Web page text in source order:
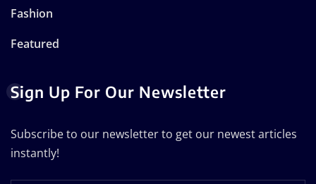
Fashion
Featured
Sign Up For Our Newsletter
Subscribe to our newsletter to get our newest articles
instantly!